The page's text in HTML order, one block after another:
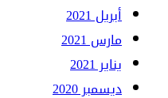
أبريل 2021
مارس 2021
يناير 2021
ديسمبر 2020